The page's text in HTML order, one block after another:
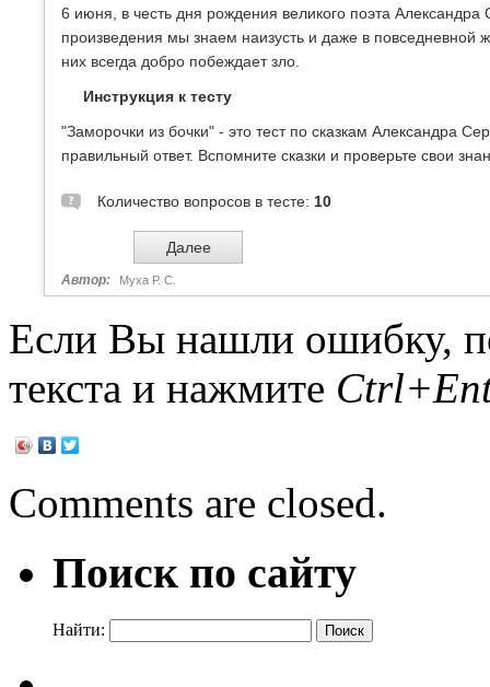
Если Вы нашли ошибку,
текста и нажмите
Comments are closed.
Поиск по сайту
Найти: